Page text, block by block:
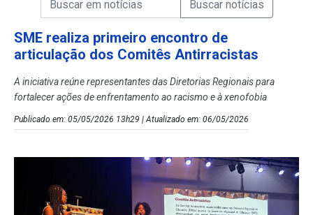
SME realiza primeiro encontro de
articulação dos Comitês Antirracistas
A iniciativa reúne representantes das Diretorias Regionais para
fortalecer ações de enfrentamento ao racismo e à xenofobia
Publicado em: 05/05/2026 13h29 | Atualizado em: 06/05/2026